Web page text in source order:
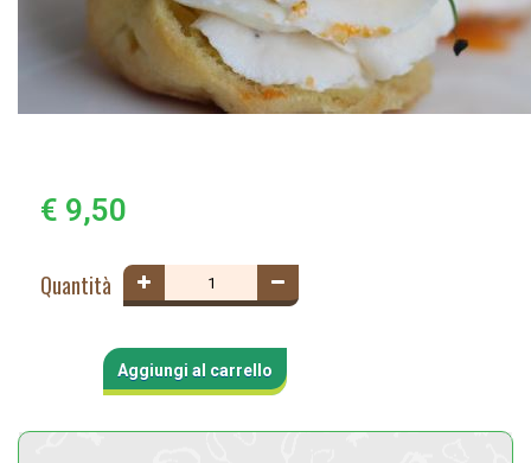
€ 9,50
Quantità
Aggiungi al carrello